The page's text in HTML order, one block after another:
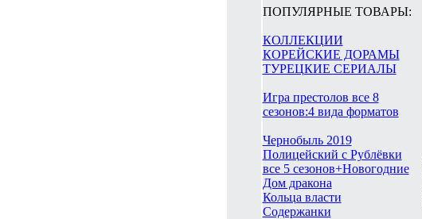
ПОПУЛЯРНЫЕ ТОВАРЫ:
КОЛЛЕКЦИИ
КОРЕЙСКИЕ ДОРАМЫ
ТУРЕЦКИЕ СЕРИАЛЫ
Игра престолов все 8
сезонов:4 вида форматов
Чернобыль 2019
Полицейский с Рублёвки
все 5 сезонов+Новогодние
Дом дракона
Кольца власти
Содержанки